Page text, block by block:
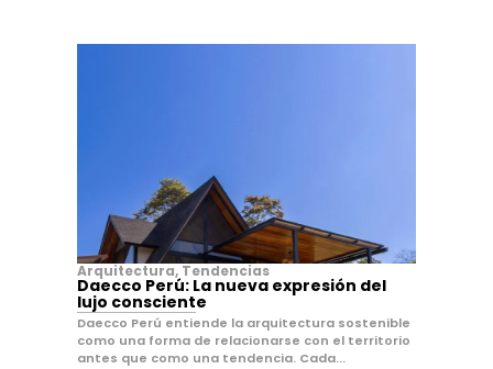
Arquitectura, Tendencias
Daecco Perú: La nueva expresión del
lujo consciente
Daecco Perú entiende la arquitectura sostenible
como una forma de relacionarse con el territorio
antes que como una tendencia. Cada...